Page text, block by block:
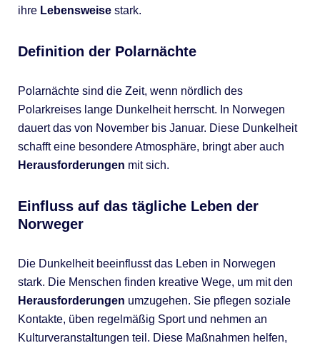
ihre Lebensweisestark.
Definition der Polarnächte
Polarnächte sind die Zeit, wenn nördlich des
Polarkreises lange Dunkelheit herrscht. In Norwegen
dauert das von November bis Januar. Diese Dunkelheit
schafft eine besondere Atmosphäre, bringt aber auch
Herausforderungen mit sich.
Einfluss auf das tägliche Leben der
Norweger
Die Dunkelheit beeinflusst das Leben in Norwegen
stark. Die Menschen finden kreative Wege, um mit den
Herausforderungen umzugehen. Sie pflegen soziale
Kontakte, üben regelmäßig Sport und nehmen an
Kulturveranstaltungen teil. Diese Maßnahmen helfen,